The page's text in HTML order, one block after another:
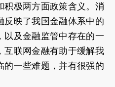
极两方面政策含义。消
反映了我国金融体系中的
以及金融监管中存在的一
互联网金融有助于缓解我
的一些难题，并有很强的